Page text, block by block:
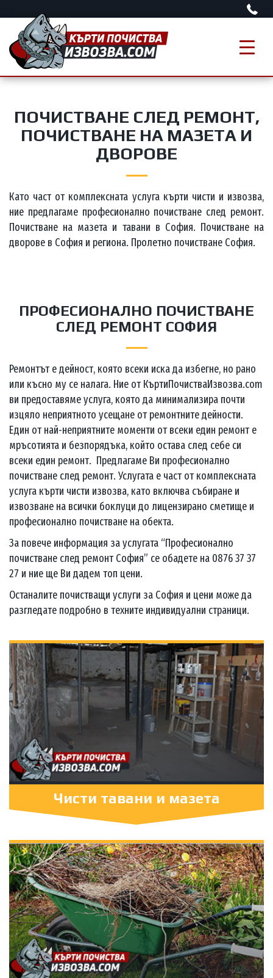
ПОЧИСТВАНЕ СЛЕД РЕМОНТ,
ПОЧИСТВАНЕ НА МАЗЕТА И
ДВОРОВЕ
Като част от комплексната услуга кърти чисти и извозва,
ние предлагаме професионално почистване след ремонт.
Почистване на мазета и тавани в София. Почистване на
дворове в София и региона. Пролетно почистване София.
ПРОФЕСИОНАЛНО ПОЧИСТВАНЕ
СЛЕД РЕМОНТ СОФИЯ
Ремонтът е дейност, която всеки иска да избегне, но рано
или късно му се налага. Ние от КъртиПочистваИзвозва.com
ви предоставяме услуга, която да минимализира почти
изцяло неприятното усещане от ремонтните дейности.
Един от най-неприятните моменти от всеки един ремонт е
мръсотията и безпорядъка, който остава след себе си
всеки един ремонт. Предлагаме Ви професионално
почистване след ремонт. Услугата е част от комплексната
услуга кърти чисти извозва, като включва събиране и
извозване на всички боклуци до лицензирано сметище и
професионално почистване на обекта.
За повече информация за услугата “Професионално
почистване след ремонт София” се обадете на 0876 37 37
27 и ние ще Ви дадем топ цени.
Останалите почистващи услуги за София и цени може да
разгледате подробно в техните индивидуални страници.
Чисти тавани и мазета